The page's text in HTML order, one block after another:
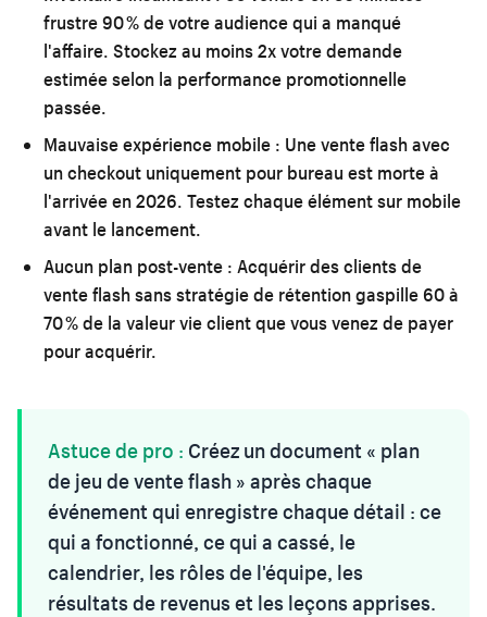
frustre 90 % de votre audience qui a manqué
l'affaire. Stockez au moins 2x votre demande
estimée selon la performance promotionnelle
passée.
Mauvaise expérience mobile : Une vente flash avec
un checkout uniquement pour bureau est morte à
l'arrivée en 2026. Testez chaque élément sur mobile
avant le lancement.
Aucun plan post-vente : Acquérir des clients de
vente flash sans stratégie de rétention gaspille 60 à
70 % de la valeur vie client que vous venez de payer
pour acquérir.
Astuce de pro : Créez un document « plan
de jeu de vente flash » après chaque
événement qui enregistre chaque détail : ce
qui a fonctionné, ce qui a cassé, le
calendrier, les rôles de l'équipe, les
résultats de revenus et les leçons apprises.